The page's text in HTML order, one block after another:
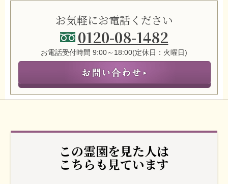
お気軽にお電話ください
0120-08-1482
お電話受付時間 9:00～18:00(定休日：火曜日)
この霊園を見た人は
こちらも見ています